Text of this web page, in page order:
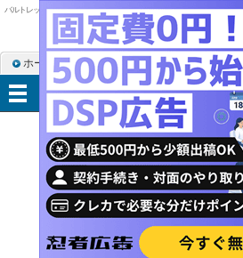
バルトレックス 頭痛
ホーム RSS購読 サイトマップ
メニュー